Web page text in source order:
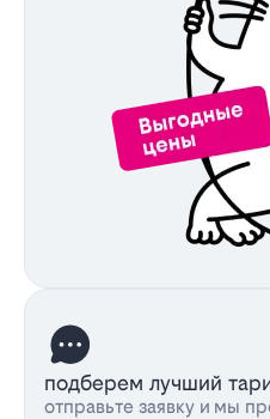
подберем лучший
отправьте заявку и мы